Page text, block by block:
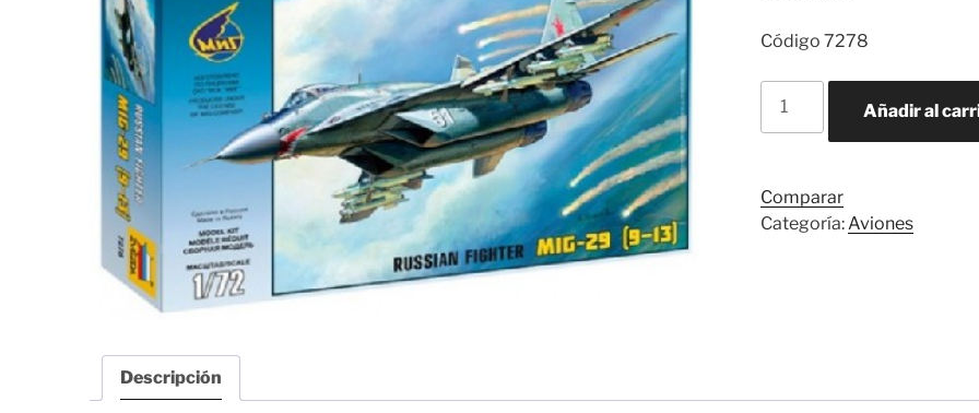
Código 7278
29
FIGHTER
cantidad
Añadir al
Comparar
Categoría: Aviones
Descripción